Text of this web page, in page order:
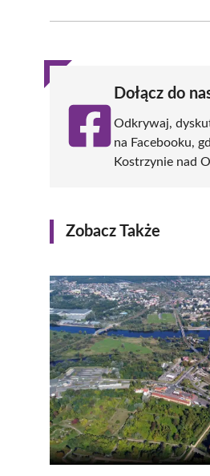
Dołącz do
Odkrywaj,
na Facebooku,
Kostrzynie nad
Zobacz Także